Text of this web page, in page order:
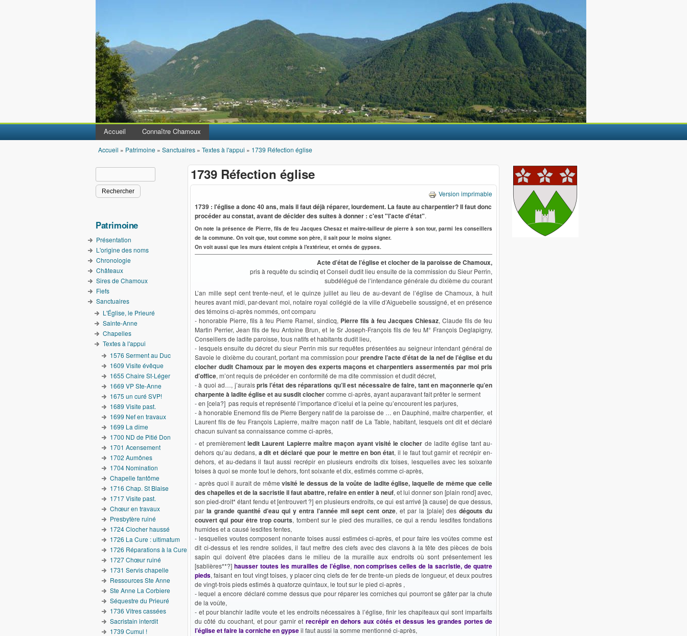
Accueil Connaître Chamoux
Vous êtes ici
Accueil » Patrimoine » Sanctuaires » Textes à l'appui » 1739 Réfection église
1739 Réfection église
Version imprimable
1739 : l'église a donc 40 ans, mais il faut déjà réparer, lourdement. La faute au charpentier? Il faut donc
procéder au constat, avant de décider des suites à donner : c'est "l'acte d'état".
On note la présence de Pierre, fils de feu Jacques Chesaz et maître-tailleur de pierre à son tour, parmi les conseillers
de la commune. On voit que, tout comme son père, il sait pour le moins signer.
On voit aussi que les murs étaient crépis à l'extérieur, et ornés de gypses.
Acte d’état de l’église et clocher de la paroisse de Chamoux,
pris à requête du scindiq et Conseil dudit lieu ensuite de la commission du Sieur Perrin,
subdélégué de l’intendance générale du dixième du courant
L’an mille sept cent trente-neuf, et le quinze juillet au lieu de au-devant de l’église de Chamoux, à huit
heures avant midi, par-devant moi, notaire royal collégié de la ville d’Aiguebelle soussigné, et en présence
des témoins ci-après nommés, ont comparu
- honorable Pierre, fils à feu Pierre Ramel, sindicq, Pierre fils à feu Jacques Chiesaz, Claude fils de feu
Martin Perrier, Jean fils de feu Antoine Brun, et le Sr Joseph-François fils de feu M° François Deglapigny,
Conseillers de ladite paroisse, tous natifs et habitants dudit lieu,
- lesquels ensuite du décret du sieur Perrin mis sur requêtes présentées au seigneur intendant général de
Savoie le dixième du courant, portant ma commission pour prendre l’acte d’état de la nef de l’église et du
clocher dudit Chamoux par le moyen des experts maçons et charpentiers assermentés par moi pris
d’office, m’ont requis de précéder en conformité de ma dite commission et dudit décret,
- à quoi ad…, j’auraispris l’état des réparations qu’il est nécessaire de faire, tant en maçonnerie qu’en
charpente à ladite église et au susdit clochercomme ci-après, ayant auparavant fait prêter le serment
- en [cela?] pas requis et représenté l’importance d’icelui et la peine qu’encourent les parjures,
- à honorable Enemond fils de Pierre Bergery natif de la paroisse de … en Dauphiné, maître charpentier, et
Laurent fils de feu François Lapierre, maître maçon natif de La Table, habitant, lesquels ont dit et déclaré
chacun suivant sa connaissance comme ci-après,
- et premièrement ledit Laurent Lapierre maître maçon ayant visité le clocher de ladite église tant au-
dehors qu’au dedans, a dit et déclaré que pour le mettre en bon état, il le faut tout garnir et recrépir en-
dehors, et au-dedans il faut aussi recrépir en plusieurs endroits dix toises, lesquelles avec les soixante
toises à quoi se monte tout le dehors, font soixante et dix, estimés comme ci-après,
- après quoi il aurait de même visité le dessus de la voûte de ladite église, laquelle de même que celle
des chapelles et de la sacristie il faut abattre, refaire en entier à neuf, et lui donner son [plain rond] avec,
son pied-droit* étant fendu et [entrouvert ?] en plusieurs endroits, ce qui est arrivé [à cause] de que dessus,
par la grande quantité d’eau qui y entra l’année mil sept cent onze, et par la [plaie] desdégouts du
couvert qui pour être trop courts, tombent sur le pied des murailles, ce qui a rendu lesdites fondations
humides et a causé lesdites fentes,
- lesquelles voutes composent nonante toises aussi estimées ci-après, et pour faire les voûtes comme est
dit ci-dessus et les rendre solides, il faut mettre des clefs avec des clavons à la tête des pièces de bois
sapin qui doivent être placées dans le milieu de la muraille aux endroits où sont présentement les
[sablières**?] hausser toutes les murailles de l’église, non comprises celles de la sacristie, de quatre
pieds, faisant en tout vingt toises, y placer cinq clefs de fer de trente-un pieds de longueur, et deux poutres
de vingt-trois pieds estimés à quatorze quintaux, le tout sur le pied ci-après ,
- lequel a encore déclaré comme dessus que pour réparer les corniches qui pourront se gâter par la chute
de la voûte,
- et pour blanchir ladite voute et les endroits nécessaires à l’église, finir les chapiteaux qui sont imparfaits
du côté du couchant, et pour garnir et recrépir en dehors aux côtés et dessus les grandes portes de
l’église et faire la corniche en gypseil faut aussi la somme mentionné ci-après,
Formulaire de recherche
Patrimoine
Présentation
L'origine des noms
Chronologie
Châteaux
Sires de Chamoux
Fiefs
Sanctuaires
L'Église, le Prieuré
Sainte-Anne
Chapelles
Textes à l'appui
1576 Serment au Duc
1609 Visite évêque
1655 Chaire St-Léger
1669 VP Ste-Anne
1675 un curé SVP!
1689 Visite past.
1699 Nef en travaux
1699 La dîme
1700 ND de Pitié Don
1701 Acensement
1702 Aumônes
1704 Nomination
Chapelle fantôme
1716 Chap. St Blaise
1717 Visite past.
Chœur en travaux
Presbytère ruiné
1724 Clocher haussé
1726 La Cure : ultimatum
1726 Réparations à la Cure
1727 Chœur ruiné
1731 Servis chapelle
Ressources Ste Anne
Ste Anne La Corbiere
Séquestre du Prieuré
1736 Vitres cassées
Sacristain interdit
1739 Cumul !